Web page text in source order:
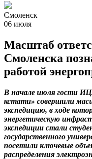
Смоленск
06 июля
Масштаб
Смоленска
работой
В начале июля гости
кстати» совершили
экспедицию, в ходе
энергетическую
экспедиции стали
государственного
посетили ключевые
распределения